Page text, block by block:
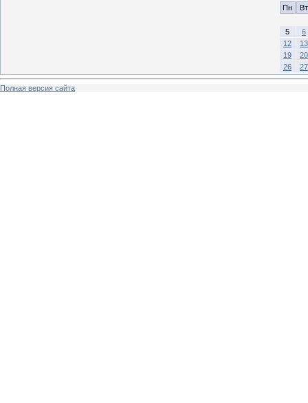
Пн
Вт
5
6
12
13
19
20
26
27
Полная версия сайта